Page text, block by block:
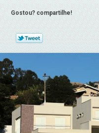
Gostou? compartilhe!